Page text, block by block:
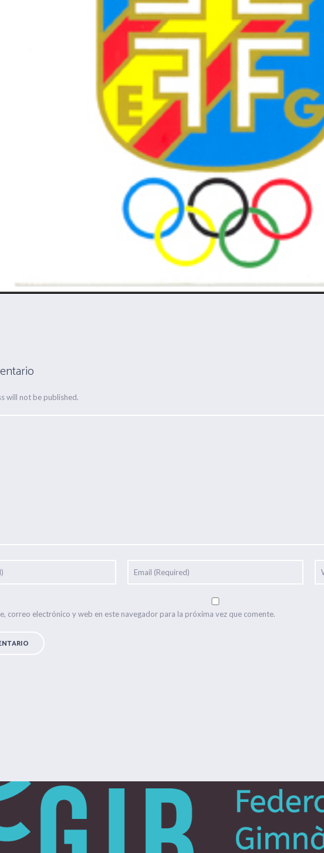
will not be published.
correo electrónico y web en este navegador para la próxima vez que comente.